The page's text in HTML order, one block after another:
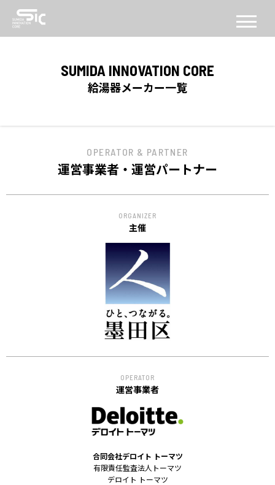
CONCEPT
コンセプト
SICについて
FACILITY
施設
SERVICE
PROGRAM
機能・プログラム
ACCELERATION
PROGRAM
アクセラレーション
プログラム
会員
メンター
EVENT
イベント
SUMIDA INNOVATION CORE
給湯器メーカー一覧
OPERATOR & PARTNER
運営事業者・運営パートナー
ORGANIZER
主催
OPERATOR
運営事業者
合同会社デロイト トーマツ
有限責任監査法人トーマツ
デロイト トーマツ